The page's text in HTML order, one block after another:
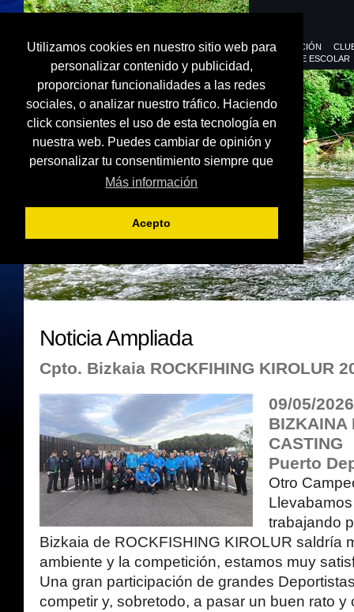
Utilizamos cookies en nuestro sitio web para
personalizar contenido y publicidad,
proporcionar funcionalidades a las redes
sociales, o analizar nuestro tráfico. Haciendo
click consientes el uso de esta tecnología en
nuestra web. Puedes cambiar de opinión y
personalizar tu consentimiento siempre que
Más información
Acepto
FEDERACIÓN
DEPORTE ESCOLAR
Noticia Ampliada
Cpto. Bizkaia ROCKFIHING KIROLUR
09/05/
BIZKAINA
CASTING
Puerto
Otro
trabajando
Bizkaia de ROCKFISHING KIROLUR saldría
ambiente y la competición, estamos muy
Una gran participación de grandes
competir y, sobretodo, a pasar un buen rato y